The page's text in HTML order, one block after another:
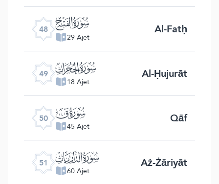
48 ﯝ
29 Ajet Al-Fatḥ
49 ﯞ
18 Ajet Al-Ḥujurāt
50 ﯟ
45 Ajet Qāf
51 ﯠ
60 Ajet Aż-Żāriyāt